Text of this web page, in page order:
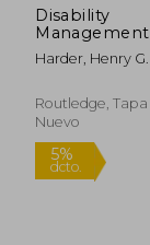
Disability
Workplace
Integration:
Research
(en Inglés)
Harder, Henry G.
Routledge, Tapa
Nuevo